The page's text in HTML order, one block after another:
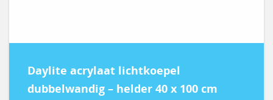
Daylite acrylaat lichtkoepel
dubbelwandig – helder 40 x 100 cm